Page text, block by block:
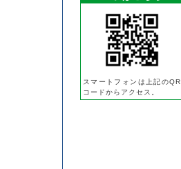
スマートフォンは上記のQR
コードからアクセス。